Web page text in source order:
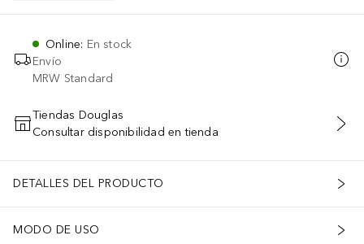
Online: En stock
Envío
MRW Standard
AÑADIR AL CARRITO
Tiendas Douglas
Consultar disponibilidad en tienda
DETALLES DEL PRODUCTO
MODO DE USO